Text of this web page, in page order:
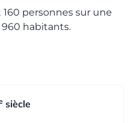
personnes sur une
habitants.
siècle